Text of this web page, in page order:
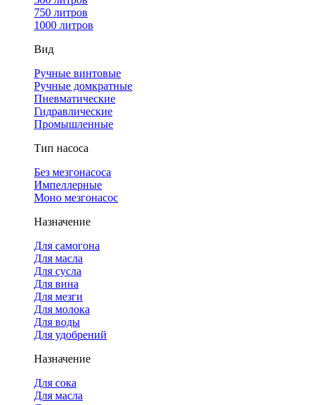
750 литров
1000 литров
Вид
Ручные винтовые
Ручные домкратные
Пневматические
Гидравлические
Промышленные
Тип насоса
Без мезгонасоса
Импеллерные
Моно мезгонасос
Назначение
Для самогона
Для масла
Для сусла
Для вина
Для мезги
Для молока
Для воды
Для удобрений
Назначение
Для сока
Для масла